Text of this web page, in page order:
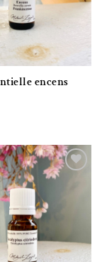
encens
à la liste de souhaits